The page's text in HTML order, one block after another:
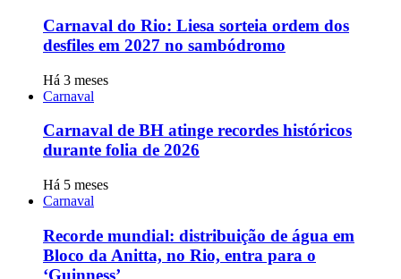
Carnaval do Rio: Liesa sorteia ordem dos
desfiles em 2027 no sambódromo
Há 3 meses
Carnaval
Carnaval de BH atinge recordes históricos
durante folia de 2026
Há 5 meses
Carnaval
Recorde mundial: distribuição de água em
Bloco da Anitta, no Rio, entra para o
‘Guinness’